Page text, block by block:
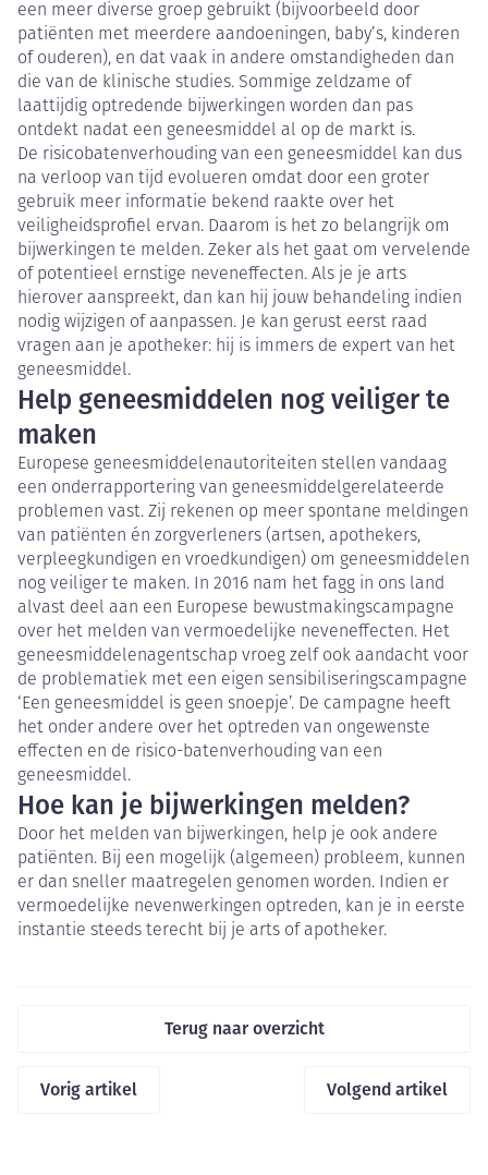
een meer diverse groep gebruikt (bijvoorbeeld door
patiënten met meerdere aandoeningen, baby’s, kinderen
of ouderen), en dat vaak in andere omstandigheden dan
die van de klinische studies. Sommige zeldzame of
laattijdig optredende bijwerkingen worden dan pas
ontdekt nadat een geneesmiddel al op de markt is.
De risicobatenverhouding van een geneesmiddel kan dus
na verloop van tijd evolueren omdat door een groter
gebruik meer informatie bekend raakte over het
veiligheidsprofiel ervan. Daarom is het zo belangrijk om
bijwerkingen te melden. Zeker als het gaat om vervelende
of potentieel ernstige neveneffecten. Als je je arts
hierover aanspreekt, dan kan hij jouw behandeling indien
nodig wijzigen of aanpassen. Je kan gerust eerst raad
vragen aan je apotheker: hij is immers de expert van het
geneesmiddel.
Help geneesmiddelen nog veiliger te
maken
Europese geneesmiddelenautoriteiten stellen vandaag
een onderrapportering van geneesmiddelgerelateerde
problemen vast. Zij rekenen op meer spontane meldingen
van patiënten én zorgverleners (artsen, apothekers,
verpleegkundigen en vroedkundigen) om geneesmiddelen
nog veiliger te maken. In 2016 nam het fagg in ons land
alvast deel aan een Europese bewustmakingscampagne
over het melden van vermoedelijke neveneffecten. Het
geneesmiddelenagentschap vroeg zelf ook aandacht voor
de problematiek met een eigen sensibiliseringscampagne
‘Een geneesmiddel is geen snoepje’. De campagne heeft
het onder andere over het optreden van ongewenste
effecten en de risico-batenverhouding van een
geneesmiddel.
Hoe kan je bijwerkingen melden?
Door het melden van bijwerkingen, help je ook andere
patiënten. Bij een mogelijk (algemeen) probleem, kunnen
er dan sneller maatregelen genomen worden. Indien er
vermoedelijke nevenwerkingen optreden, kan je in eerste
instantie steeds terecht bij je arts of apotheker.
Terug naar overzicht
Vorig artikel Volgend artikel